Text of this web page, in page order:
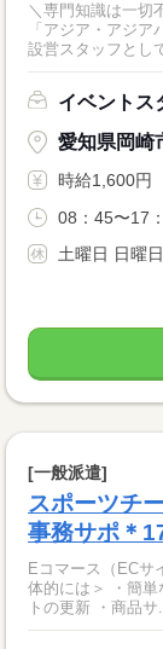
＼専門知識は一切
「アジア・アジ
設営スタッフとし
イベントス
愛知県岡崎
時給1,600円
08：45〜17
土曜日 日曜
[一般派遣]
スポーツチ
事務サポ＊
Eコマース（ECサ
体的には＞ ・簡
トの更新 ・商品サ